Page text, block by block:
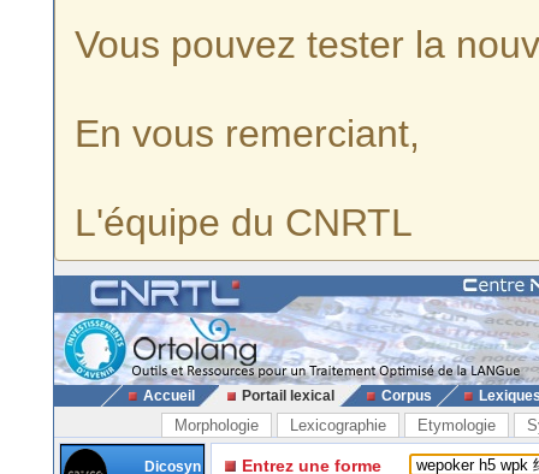
Vous pouvez tester la
En vous remerciant,
L'équipe du CNRTL
Accueil Portail lexical Corpus
Morphologie Lexicographie Etymologie
Dicosyn
Entrez une forme